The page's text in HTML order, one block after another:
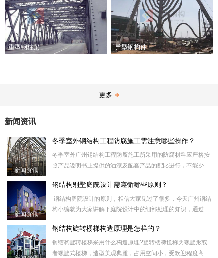
重型钢柱梁 异型钢构件
更多
新闻资讯
新闻资讯
冬季室外钢结构工程防腐施工需注意哪些操作？
冬季室外广州钢结构工程防腐施工所采用的防腐材料应严格按
照产品说明书上提供的油漆及配套产品的配比进行，不能少加
时，应搅拌均匀
新闻资讯
钢结构别墅庭院设计需遵循哪些原则？
钢结构庭院设计的原则，相信大家见过了很多，今天广州钢结
构小编就为大家讲解下庭院设计中的细部处理的知识，通过这
经
钢结构旋转楼梯构造原理是怎样的？
钢结构旋转楼梯采用什么构造原理?旋转楼梯也称为螺旋形或
者螺旋式楼梯，造型美观典雅，占用空间小，受欢迎程度高。